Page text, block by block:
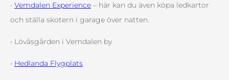
• Vemdalen Experience – här kan du även köpa ledkartor
och ställa skotern i garage över natten.
• Lövåsgården i Vemdalen by
• Hedlanda Flygplats